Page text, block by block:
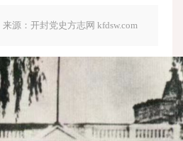
来源：开封党史方志网 kfdsw.com